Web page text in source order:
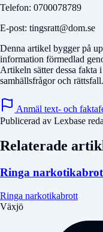
Telefon: 0700078789
E-post: tingsratt@dom.se
Denna artikel bygger på
information förmedlad
Artikeln sätter dessa fakta
samhällsfrågor och rättsfall.
Anmäl text- och
Publicerad av Lexbase
Relaterade
Ringa
Ringa narkotikabrott
Växjö